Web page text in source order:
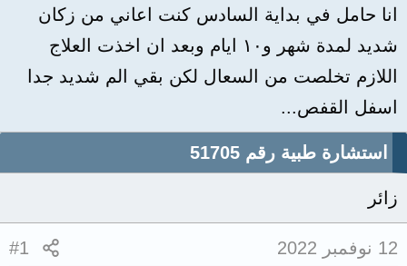
انا حامل في بداية السادس كنت اعاني من زكان
شديد لمدة شهر و١٠ ايام وبعد ان اخذت العلاج
اللازم تخلصت من السعال لكن بقي الم شديد جدا
اسفل القفص...
استشارة طبية رقم 51705
زائر
12 نوفمبر 2022 #1